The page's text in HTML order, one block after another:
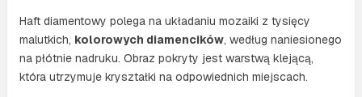
Haft diamentowy polega na układaniu mozaiki z tysięcy
malutkich, kolorowych diamencików, według naniesionego
na płótnie nadruku. Obraz pokryty jest warstwą klejącą,
która utrzymuje kryształki na odpowiednich miejscach.